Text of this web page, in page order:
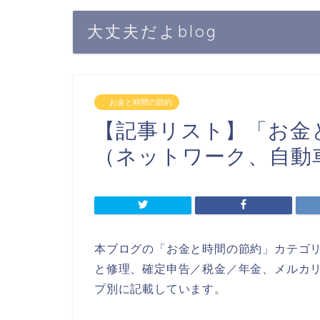
大丈夫だよblog
お金と時間の節約
【記事リスト】「お
（ネットワーク、自
本ブログの「お金と時間の節約」カテゴ
と修理、確定申告／税金／年金、メルカ
プ別に記載しています。